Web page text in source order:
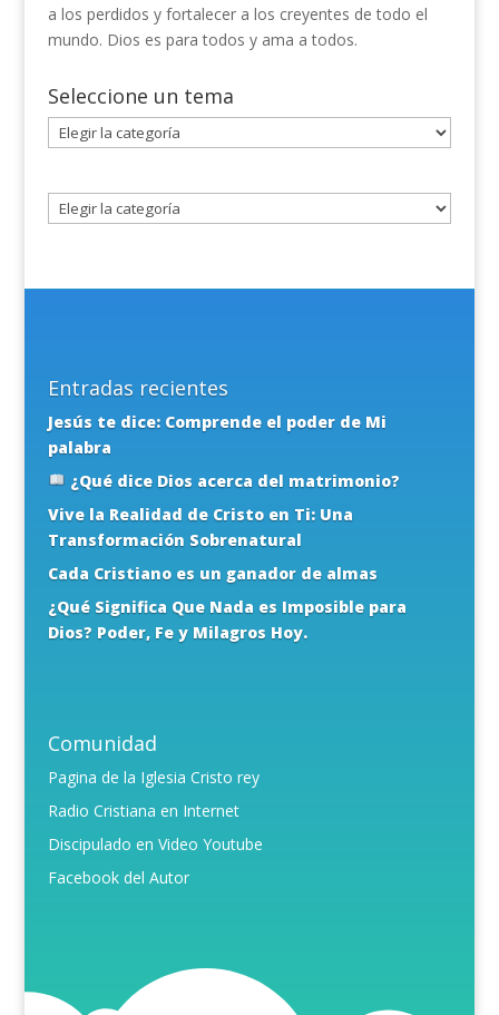
a los perdidos y fortalecer a los creyentes de todo el
mundo. Dios es para todos y ama a todos.
Seleccione un tema
Seleccione
un
Entradas recientes
Jesús te dice: Comprende el poder de Mi
palabra
¿Qué dice Dios acerca del matrimonio?
Vive la Realidad de Cristo en Ti: Una
Transformación Sobrenatural
Cada Cristiano es un ganador de almas
¿Qué Significa Que Nada es Imposible para
Dios? Poder, Fe y Milagros Hoy.
Comunidad
Pagina de la Iglesia Cristo rey
Radio Cristiana en Internet
Discipulado en Video Youtube
Facebook del Autor